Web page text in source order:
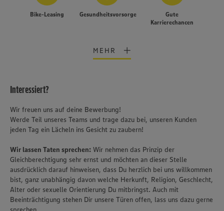
Bike-Leasing Gesundheitsvorsorge
Gute
Karrierechancen
MEHR
Interessiert?
Wir freuen uns auf deine Bewerbung!
Werde Teil unseres Teams und trage dazu bei, unseren Kunden
jeden Tag ein Lächeln ins Gesicht zu zaubern!
Wir lassen Taten sprechen: Wir nehmen das Prinzip der
Gleichberechtigung sehr ernst und möchten an dieser Stelle
ausdrücklich darauf hinweisen, dass Du herzlich bei uns willkommen
bist, ganz unabhängig davon welche Herkunft, Religion, Geschlecht,
Alter oder sexuelle Orientierung Du mitbringst. Auch mit
Beeinträchtigung stehen Dir unsere Türen offen, lass uns dazu gerne